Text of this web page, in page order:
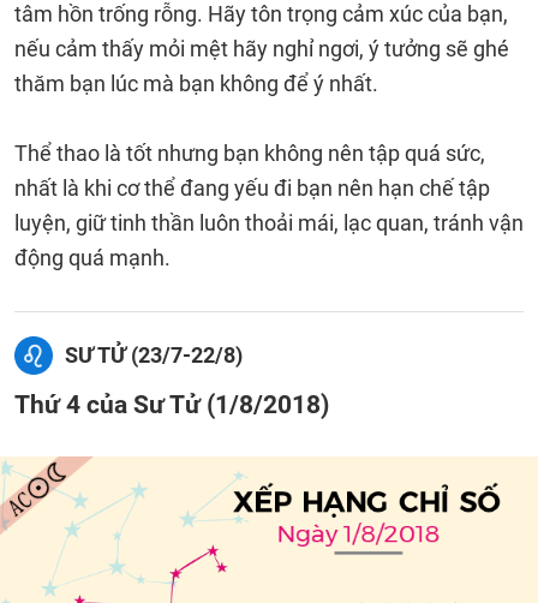
tâm hồn trống rỗng. Hãy tôn trọng cảm xúc của bạn,
nếu cảm thấy mỏi mệt hãy nghỉ ngơi, ý tưởng sẽ ghé
thăm bạn lúc mà bạn không để ý nhất.
Thể thao là tốt nhưng bạn không nên tập quá sức,
nhất là khi cơ thể đang yếu đi bạn nên hạn chế tập
luyện, giữ tinh thần luôn thoải mái, lạc quan, tránh vận
động quá mạnh.
SƯ TỬ (23/7-22/8)
Thứ 4 của Sư Tử (1/8/2018)